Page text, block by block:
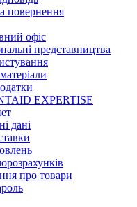
повернення
офіс
представництва
EXPERTISE
дані
про товари